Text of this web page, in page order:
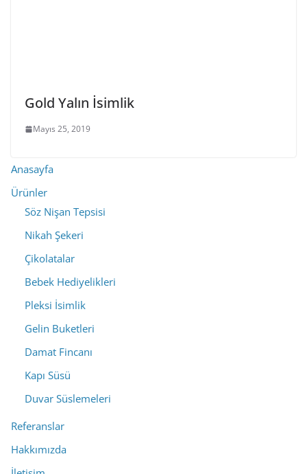
Gold Yalın İsimlik
Mayıs 25, 2019
Anasayfa
Ürünler
Söz Nişan Tepsisi
Nikah Şekeri
Çikolatalar
Bebek Hediyelikleri
Pleksi İsimlik
Gelin Buketleri
Damat Fincanı
Kapı Süsü
Duvar Süslemeleri
Referanslar
Hakkımızda